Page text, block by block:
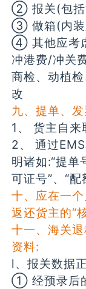
② 报关(包括
③ 做箱(内装
④ 其他应考
冲港费/冲关
商检、动植
改
九、提单、
1、 货主自
2、 通过
明诸如:“提单
可证号”、“
十、应在一
返还货主的“
十一、海关
资料:
l、报关数据
① 经预录后